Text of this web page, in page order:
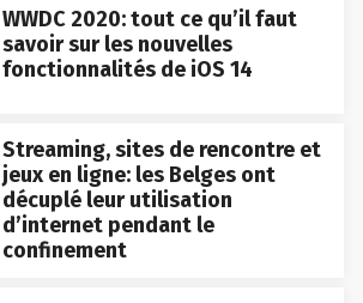
WWDC 2020: tout ce qu’il faut
savoir sur les nouvelles
fonctionnalités de iOS 14
Streaming, sites de rencontre et
jeux en ligne: les Belges ont
décuplé leur utilisation
d’internet pendant le
confinement